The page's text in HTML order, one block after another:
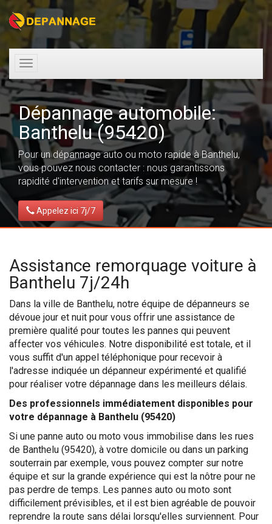
Toggle
navigation
Dépannage automobile:
Banthelu (95420)
Pour un dépannage auto ou moto rapide à Banthelu,
vous pouvez nous contacter : nous garantissons
rapidité d'intervention et tarifs sur mesure !
Appelez ici 7j/7
Assistance remorquage voiture à
Banthelu 7j/24h
Dans la ville de Banthelu, notre équipe de dépanneurs se
dévoue jour et nuit pour vous offrir une assistance de
première qualité pour toutes les pannes qui peuvent
affecter vos véhicules. Notre disponibilité est totale, et il
vous suffit d'un appel téléphonique pour recevoir à
l'adresse indiquée un dépanneur expérimenté et qualifié
pour réaliser votre dépannage dans les meilleurs délais.
Des professionnels immédiatement disponibles pour
votre dépannage à Banthelu (95420)
Si une panne auto ou moto vous immobilise dans les rues
de Banthelu (95420), à votre domicile ou dans un parking
souterrain par exemple, vous pouvez compter sur notre
équipe et sur la grande expérience qui est la nôtre pour ne
pas perdre de temps. Les pannes auto ou moto sont
difficilement prévisibles, et il est bien agréable de pouvoir
reprendre la route sans délai lorsqu'elles surviennent. Pour